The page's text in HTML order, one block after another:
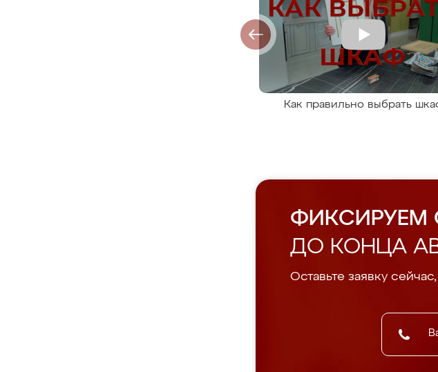
Как правильно выбрать
ФИКСИРУЕМ
ДО КОНЦА
Оставьте заявку